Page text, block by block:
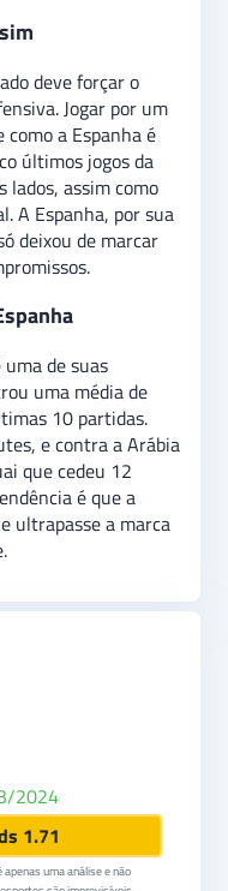
deve forçar o
Jogar por um
a Espanha é
últimos jogos da
lados, assim como
A Espanha, por sua
deixou de marcar
de suas
uma média de
10 partidas.
e contra a Arábia
que cedeu 12
é que a
ultrapasse a marca
2024
1.71
uma análise e não